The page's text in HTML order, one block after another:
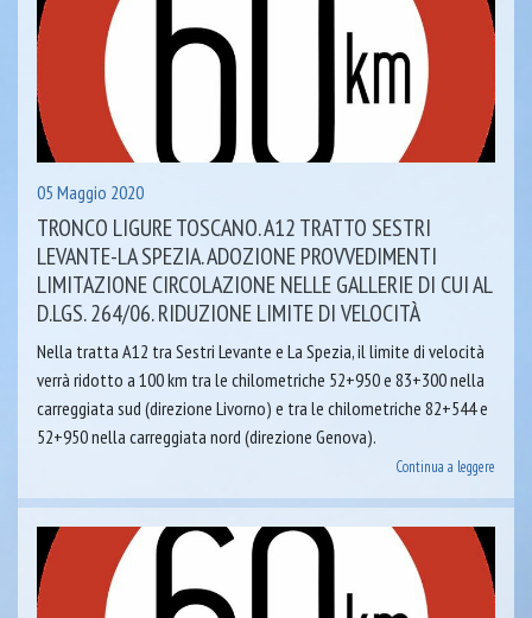
05 Maggio 2020
TRONCO LIGURE TOSCANO. A12 TRATTO SESTRI
LEVANTE-LA SPEZIA. ADOZIONE PROVVEDIMENTI
LIMITAZIONE CIRCOLAZIONE NELLE GALLERIE DI CUI AL
D.LGS. 264/06. RIDUZIONE LIMITE DI VELOCITÀ
Nella tratta A12 tra Sestri Levante e La Spezia, il limite di velocità
verrà ridotto a 100 km tra le chilometriche 52+950 e 83+300 nella
carreggiata sud (direzione Livorno) e tra le chilometriche 82+544 e
52+950 nella carreggiata nord (direzione Genova).
Continua a leggere